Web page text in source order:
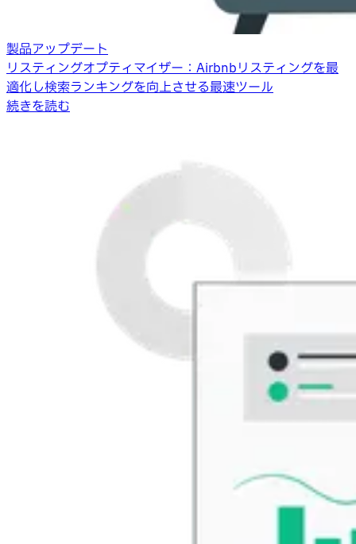
製品アップデート
リスティングオプティマイザー：Airbnbリスティングを最
適化し検索ランキングを向上させる最速ツール
続きを読む